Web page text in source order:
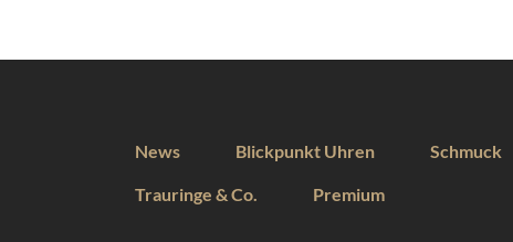
News Blickpunkt Uhren Schmuck
Trauringe & Co. Premium